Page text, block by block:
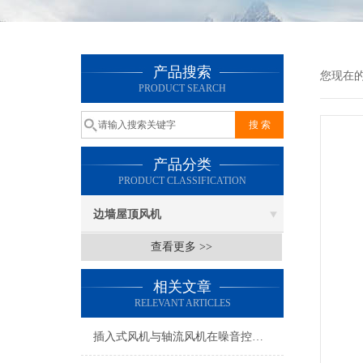
产品搜索
PRODUCT SEARCH
产品分类
PRODUCT CLASSIFICATION
边墙屋顶风机
查看更多 >>
相关文章
RELEVANT ARTICLES
插入式风机与轴流风机在噪音控制上有何差异？
您现在